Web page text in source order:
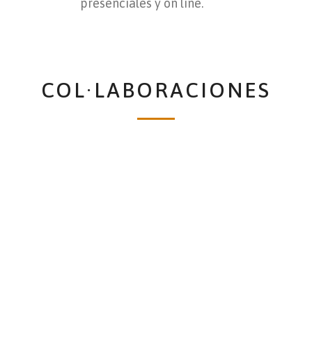
presenciales y on line.
COL·LABORACIONES